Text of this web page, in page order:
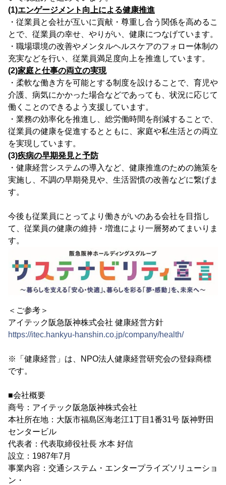
(1)エンゲージメント向上による健康推進
・従業員と会社が互いに貢献・尊重し合う関係を高めるこ
とで、従業員の幸せ、やりがい、健康につなげています。
・職場環境の改善やメンタルヘルスケアのフォロー体制の
充実などを行い、従業員満足度向上を推進しています。
(2)家庭と仕事の両立の実現
・柔軟な働き方を可能とする制度を設けることで、育児や
介護、病気にかかった場合などであっても、状況に応じて
働くことのできるよう支援しています。
・業務の効率化を推進し、総労働時間を削減することで、
従業員の健康を促進するとともに、家庭や私生活との両立
を実現しています。
(3)疾病の早期発見と予防
・健康経営システムの導入など、健康推進のための施策を
実施し、不調の早期発見や、生活習慣の改善などに繋げま
す。
今後も従業員にとってより働きがいのある会社を目指し
て、従業員の健康の維持・増進により一層努めてまいりま
す。
＜ご参考＞
アイテック阪急阪神株式会社 健康経営方針
https://itec.hankyu-hanshin.co.jp/company/health/
※「健康経営」は、NPO法人健康経営研究会の登録商標
です。
■会社概要
商号：アイテック阪急阪神株式会社
本社所在地：大阪市福島区海老江1丁目1番31号 阪神野田
センタービル
代表者：代表取締役社長 水本 好信
設立：1987年7月
事業内容：交通システム・エンタープライズソリューショ
ン・